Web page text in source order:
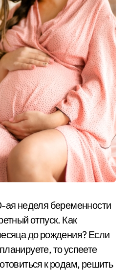
ая неделя беременности
отпуск. Как
до рождения? Если
то успеете
к родам, решить